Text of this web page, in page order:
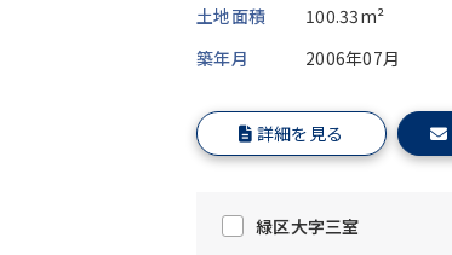
土地面積
100.33m²
築年月
2006年07月
詳細を見る
緑区大字三室